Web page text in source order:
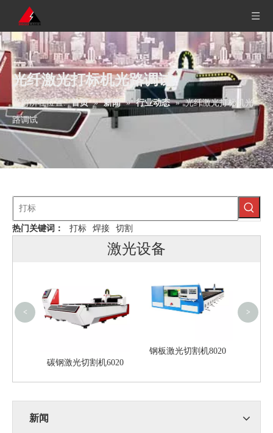
光纤激光打标机光路调试
当前所在位置: 首页 » 新闻 » 行业动态 » 光纤激光打标机光
路调试
热门关键词： 打标 焊接 切割
激光设备
碳钢激光切割机6020
钢板激光切割机8020
< >
新闻